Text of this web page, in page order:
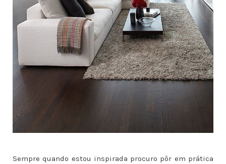
Sempre quando estou inspirada procuro pôr em prática